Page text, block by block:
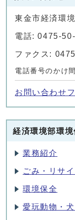
東金市経済環
電話: 0475-
ファクス:
電話番号のかけ
お問い合わせ
経済環境部環
業務紹介
ごみ・リサ
環境保全
愛玩動物・